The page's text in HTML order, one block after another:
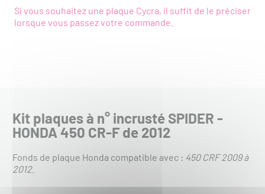
Si vous souhaitez une plaque Cycra, il suffit de le préciser
lorsque vous passez votre commande.
Kit plaques à n° incrusté SPIDER -
HONDA 450 CR-F de 2012
Fonds de plaque Honda compatible avec : 450 CRF 2009 à
2012.